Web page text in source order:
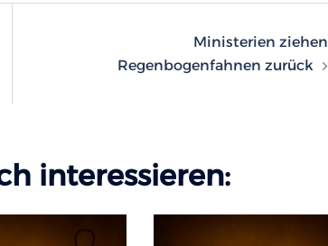
Ministerien ziehen
Regenbogenfahnen zurück
interessieren: